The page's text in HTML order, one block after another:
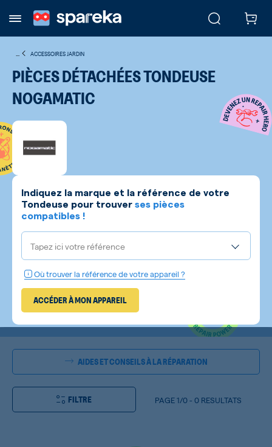
ACCESSOIRES JARDIN
PIÈCES DÉTACHÉES TONDEUSE
NOGAMATIC
Indiquez la marque et la référence de votre
Tondeuse pour trouver ses pièces
compatibles !
Tapez ici votre référence
Où trouver la référence de votre appareil ?
ACCÉDER À MON APPAREIL
AIDES ET CONSEILS À LA RÉPARATION
FILTRE PAGE 1/0- 0 RESULTATS